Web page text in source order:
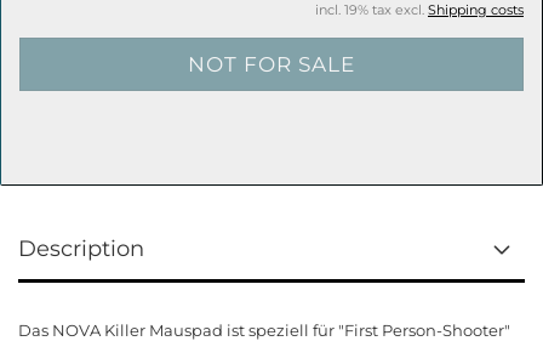
incl. 19% tax excl. Shipping costs
Description
Das NOVA Killer Mauspad ist speziell für "First Person-Shooter"